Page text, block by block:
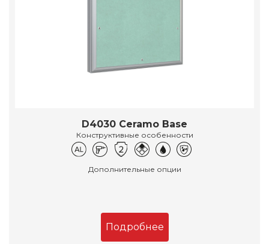
D4030 Ceramo Base
Конструктивные особенности
Дополнительные опции
Подробнее